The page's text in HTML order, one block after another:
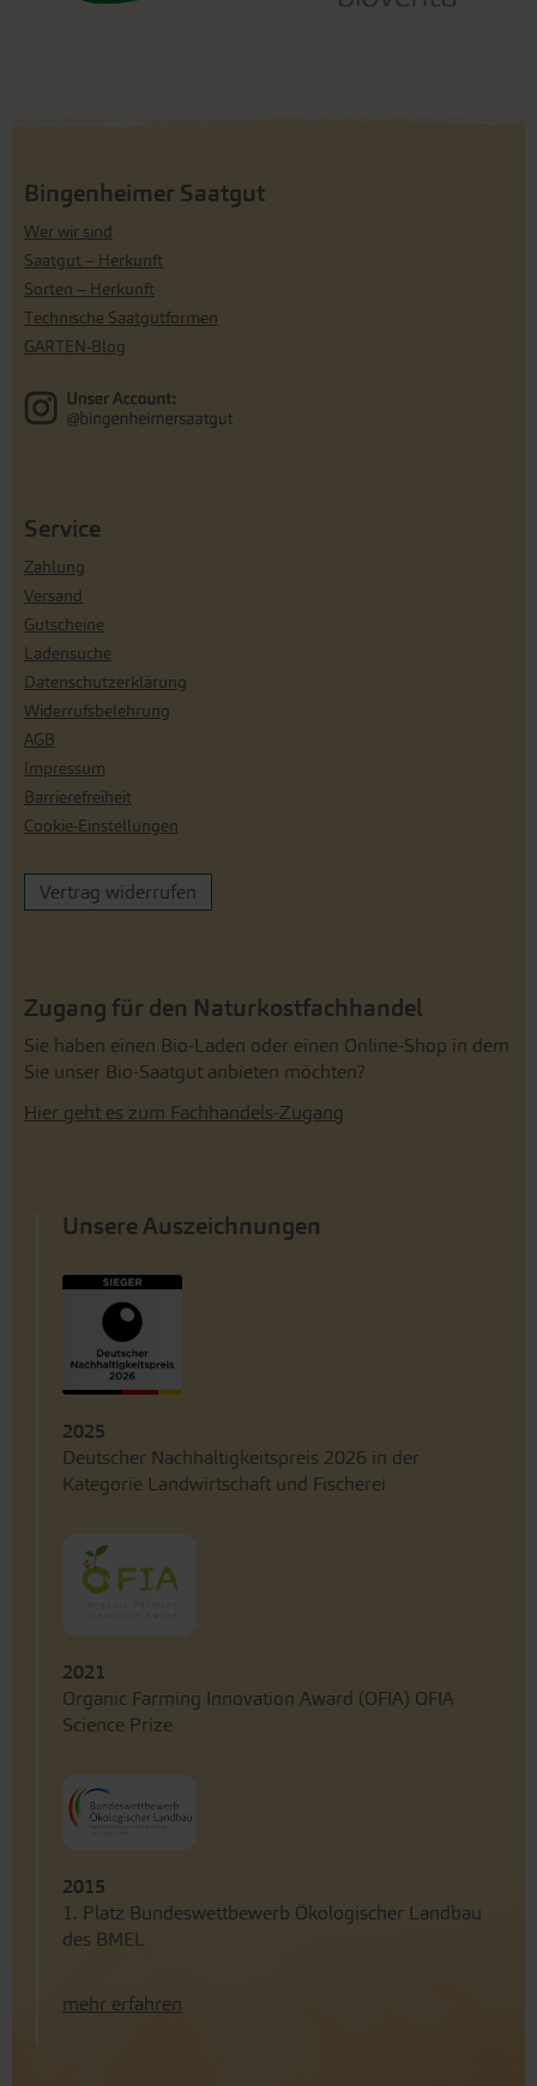
Bingenheimer Saatgut
Wer wir sind
Saatgut – Herkunft
Sorten – Herkunft
Technische Saatgutformen
GARTEN-Blog
Service
Zahlung
Versand
Gutscheine
Ladensuche
Datenschutzerklärung
Widerrufsbelehrung
AGB
Impressum
Barrierefreiheit
Cookie-Einstellungen
Vertrag widerrufen
Zugang für den Naturkostfachhandel
Sie haben einen Bio-Laden oder einen Online-Shop in dem
Sie unser Bio-Saatgut anbieten möchten?
Hier geht es zum Fachhandels-Zugang
Unsere Auszeichnungen
2025
Deutscher Nachhaltigkeitspreis 2026 in der
Kategorie Landwirtschaft und Fischerei
2021
Organic Farming Innovation Award (OFIA) OFIA
Science Prize
2015
1. Platz Bundeswettbewerb Ökologischer Landbau
des BMEL
mehr erfahren